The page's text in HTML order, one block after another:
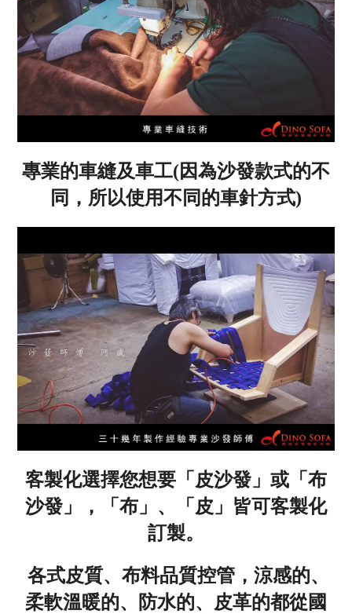
專業的車縫及車工(因為沙發款式的不
同，所以使用不同的車針方式)
客製化選擇您想要「皮沙發」或「布
沙發」，「布」、「皮」皆可客製化
訂製。
各式皮質、布料品質控管，涼感的、
柔軟溫暖的、防水的、皮革的都從國